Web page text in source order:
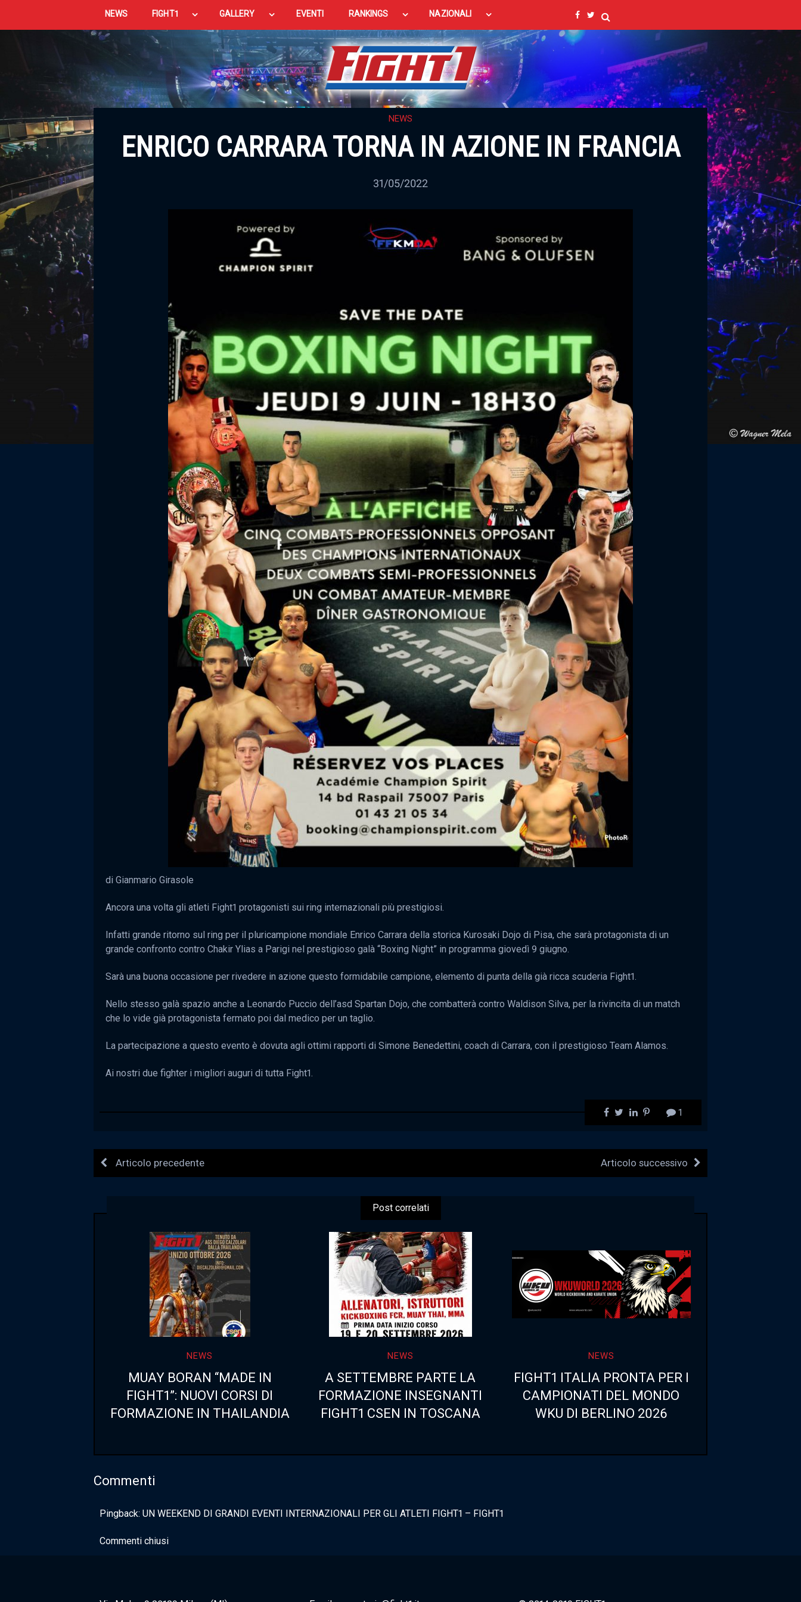
NEWS FIGHT1 GALLERY EVENTI RANKINGS NAZIONALI
NEWS
ENRICO CARRARA TORNA IN AZIONE IN FRANCIA
31/05/2022
di Gianmario Girasole
Ancora una volta gli atleti Fight1 protagonisti sui ring internazionali più prestigiosi.
Infatti grande ritorno sul ring per il pluricampione mondiale Enrico Carrara della storica Kurosaki Dojo di Pisa, che sarà protagonista di un
grande confronto contro Chakir Ylias a Parigi nel prestigioso galà “Boxing Night” in programma giovedì 9 giugno.
Sarà una buona occasione per rivedere in azione questo formidabile campione, elemento di punta della già ricca scuderia Fight1.
Nello stesso galà spazio anche a Leonardo Puccio dell’asd Spartan Dojo, che combatterà contro Waldison Silva, per la rivincita di un match
che lo vide già protagonista fermato poi dal medico per un taglio.
La partecipazione a questo evento è dovuta agli ottimi rapporti di Simone Benedettini, coach di Carrara, con il prestigioso Team Alamos.
Ai nostri due fighter i migliori auguri di tutta Fight1.
1
Articolo precedente Articolo successivo
Post correlati
NEWS
MUAY BORAN “MADE IN
FIGHT1”: NUOVI CORSI DI
FORMAZIONE IN THAILANDIA
NEWS
A SETTEMBRE PARTE LA
FORMAZIONE INSEGNANTI
FIGHT1 CSEN IN TOSCANA
NEWS
FIGHT1 ITALIA PRONTA PER I
CAMPIONATI DEL MONDO
WKU DI BERLINO 2026
Commenti
Pingback: UN WEEKEND DI GRANDI EVENTI INTERNAZIONALI PER GLI ATLETI FIGHT1 – FIGHT1
Commenti chiusi